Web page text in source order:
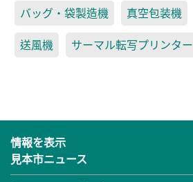
バッグ・袋製造機 真空包装機
送風機 サーマル転写プリンター
情報を表示
見本市ニュース